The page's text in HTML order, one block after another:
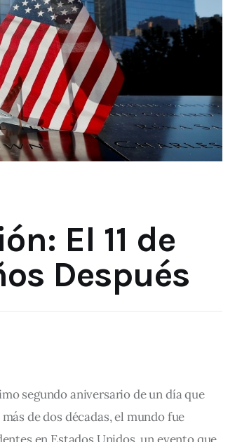
El 11 de
Después
segundo aniversario de un día que
de dos décadas, el mundo fue